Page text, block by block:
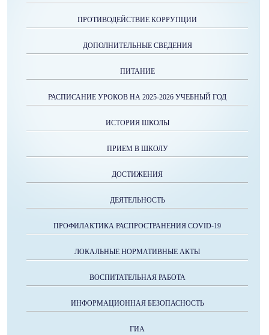
ПРОТИВОДЕЙСТВИЕ КОРРУПЦИИ
ДОПОЛНИТЕЛЬНЫЕ СВЕДЕНИЯ
ПИТАНИЕ
РАСПИСАНИЕ УРОКОВ НА 2025-2026 УЧЕБНЫЙ ГОД
ИСТОРИЯ ШКОЛЫ
ПРИЕМ В ШКОЛУ
ДОСТИЖЕНИЯ
ДЕЯТЕЛЬНОСТЬ
ПРОФИЛАКТИКА РАСПРОСТРАНЕНИЯ COVID-19
ЛОКАЛЬНЫЕ НОРМАТИВНЫЕ АКТЫ
ВОСПИТАТЕЛЬНАЯ РАБОТА
ИНФОРМАЦИОННАЯ БЕЗОПАСНОСТЬ
ГИА